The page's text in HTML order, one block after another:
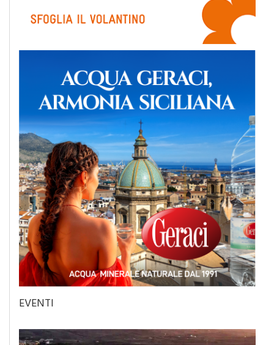
EVENTI